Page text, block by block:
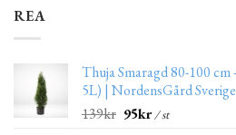
REA
Thuja Smaragd 80-100
5L) | NordensGård Sverige
139kr 95kr/ st